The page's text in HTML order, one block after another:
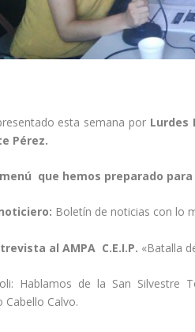
esta semana por Lurdes
Pérez.
que hemos preparado
Boletín de noticias con lo
al AMPA C.E.I.P. «Batalla
Hablamos de la San Silvestre
Cabello Calvo.